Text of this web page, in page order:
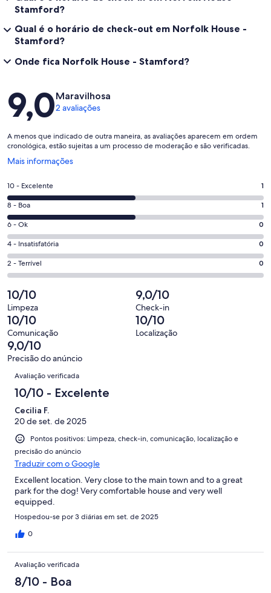
Stamford?
Qual é o horário de check-out em Norfolk House -
Stamford?
Onde fica Norfolk House - Stamford?
Avaliações
9,0Maravilhosa
2 avaliações
A menos que indicado de outra maneira, as avaliações aparecem em ordem
cronológica, estão sujeitas a um processo de moderação e são verificadas.
Mais informações
Abre
uma
nova
janela
Nota
10
-
Excelente.
1
de
2
avaliações
10 - Excelente 1
Nota
8
-
Boa.
1
de
avaliações
8 - Boa 1
Nota
6
-
Ok.
0
de
2
avaliações
6 - Ok 0
Nota
4
-
0
de
2
avaliações
4 - Insatisfatória 0
Nota
2
-
Terrível.
0
de
2
avaliações
2 - Terrível 0
10/10
Limpeza
9,0/10
Check-in
10/10
Comunicação
10/10
Localização
9,0/10
Precisão do anúncio
Avaliações
Avaliação verificada
10/10 - Excelente
Cecilia F.
20 de set. de 2025
Pontos positivos: Limpeza, check-in, comunicação, localização e
precisão do anúncio
Traduzir com o Google
Excellent location. Very close to the main town and to a great
park for the dog! Very comfortable house and very well
equipped.
Hospedou-se por 3 diárias em set. de 2025
0
Avaliação verificada
8/10 - Boa